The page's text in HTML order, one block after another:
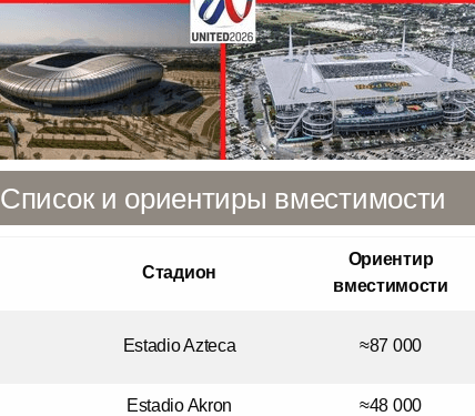
Список и ориентиры вместимости
Стадион
Ориентир
вместимости
Estadio Azteca ≈87 000
Estadio Akron ≈48 000